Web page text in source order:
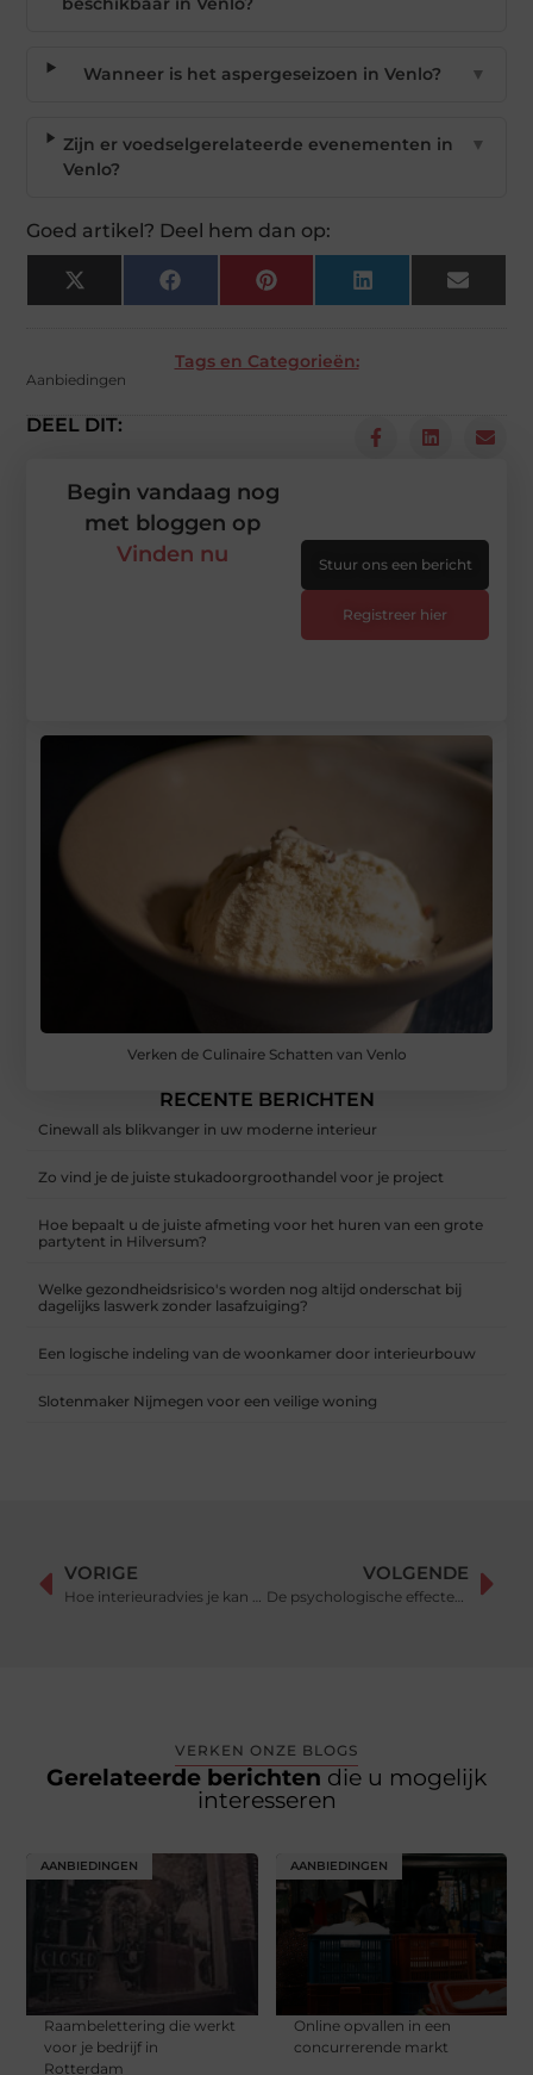
Wanneer is het aspergeseizoen in Venlo? ▼
Zijn er voedselgerelateerde evenementen in
Venlo?
▼
Goed artikel? Deel hem dan op:
X
(Twitter)
Facebook Pinterest LinkedIn Email
Tags en Categorieën:
Aanbiedingen
DEEL DIT:
Verken de Culinaire Schatten van Venlo
RECENTE BERICHTEN
Cinewall als blikvanger in uw moderne interieur
Zo vind je de juiste stukadoorgroothandel voor je project
Hoe bepaalt u de juiste afmeting voor het huren van een grote
partytent in Hilversum?
Welke gezondheidsrisico's worden nog altijd onderschat bij
dagelijks laswerk zonder lasafzuiging?
Een logische indeling van de woonkamer door interieurbouw
Slotenmaker Nijmegen voor een veilige woning
Begin vandaag nog
met bloggen op
Vinden nu
Stuur ons een bericht
Registreer hier
VORIGE
Hoe interieuradvies je kan helpen bij het bevorderen van comfort in huis
VOLGENDE
De psychologische effecten van Public Relations
VERKEN ONZE BLOGS
Gerelateerde berichten die u mogelijk
interesseren
AANBIEDINGEN
Raambelettering die werkt
voor je bedrijf in
Rotterdam
AANBIEDINGEN
Online opvallen in een
concurrerende markt